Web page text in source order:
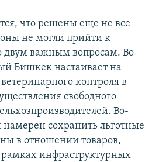
что решены еще не все
не могли прийти к
важным вопросам. Во-
Бишкек настаивает на
контроля в
свободного
Во-
сохранить льготные
в отношении товаров,
рамках инфраструктурных